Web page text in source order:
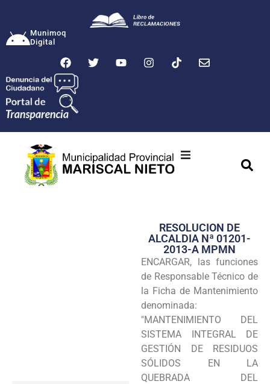
Munimoq
Digital
Transparencia
Seguridad
Programas
Intranet
RESOLUCION DE
ALCALDIA Nª 01201-
2013-A MPMN
ENCARGAR, las funciones
de Responsable Técnico de
la Ficha de Mantenimiento
denominada:
"MANTENIMIENTO DEL
SISTEMA INTEGRAL DE
GESTIÓN DE RESIDUOS
SÓLIDOS EN LA
QUEBRADA DEL